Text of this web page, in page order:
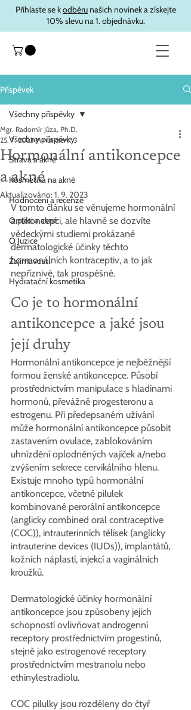
Přihlaste se kodběrunašich novinek a získejte
10% slevu na 1. objednávku.
Příspěvek
Všechny příspěvky
Strava a akné
Kosmetika na akné
Hodnocení a recenze
O pleti a akné
O Juzice
Zajímavosti
Hydratační kosmetika
Všechny příspěvky
Hormonální antikoncepce
a akné
Mgr. Radomír Jůza, Ph.D.
25. 7. 2023 Minut čtení: 3
Aktualizováno:1. 9. 2023
V tomto článku se věnujeme hormonální
antikoncepci, ale hlavně se dozvíte
vědeckými studiemi prokázané
dermatologické účinky těchto
hormonálních kontraceptiv, a to jak
nepříznivé, tak prospěšné.
Co je to hormonální
antikoncepce a jaké jsou
její druhy
Hormonální antikoncepce je nejběžnější
formou ženské antikoncepce. Působí
prostřednictvím manipulace s hladinami
hormonů, převážně progesteronu a
estrogenu. Při předepsaném užívání
může hormonální antikoncepce působit
zastavením ovulace, zablokováním
uhnízdění oplodněných vajíček a/nebo
zvýšením sekrece cervikálního hlenu.
Existuje mnoho typů hormonální
antikoncepce, včetně pilulek
kombinované perorální antikoncepce
(anglicky combined oral contraceptive
(COC)), intrauterinních tělísek (anglicky
intrauterine devices (IUDs)), implantátů,
kožních náplastí, injekcí a vaginálních
kroužků.
Dermatologické účinky hormonální
antikoncepce jsou způsobeny jejich
schopností ovlivňovat androgenní
receptory prostřednictvím progestinů,
stejně jako estrogenové receptory
prostřednictvím mestranolu nebo
ethinylestradiolu.
COC pilulky jsou rozděleny do čtyř